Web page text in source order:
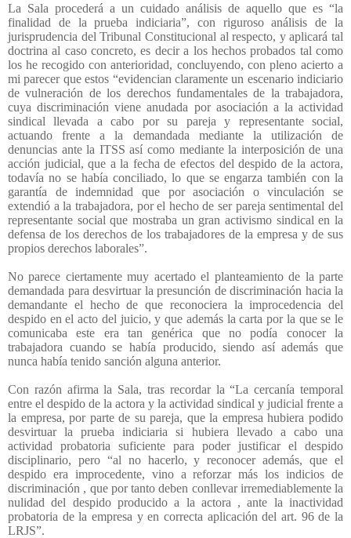
La Sala procederá a un cuidado análisis de aquello que es “la
finalidad de la prueba indiciaria”, con riguroso análisis de la
jurisprudencia del Tribunal Constitucional al respecto, y aplicará tal
doctrina al caso concreto, es decir a los hechos probados tal como
los he recogido con anterioridad, concluyendo, con pleno acierto a
mi parecer que estos “evidencian claramente un escenario indiciario
de vulneración de los derechos fundamentales de la trabajadora,
cuya discriminación viene anudada por asociación a la actividad
sindical llevada a cabo por su pareja y representante social,
actuando frente a la demandada mediante la utilización de
denuncias ante la ITSS así como mediante la interposición de una
acción judicial, que a la fecha de efectos del despido de la actora,
todavía no se había conciliado, lo que se engarza también con la
garantía de indemnidad que por asociación o vinculación se
extendió a la trabajadora, por el hecho de ser pareja sentimental del
representante social que mostraba un gran activismo sindical en la
defensa de los derechos de los trabajadores de la empresa y de sus
propios derechos laborales”.
No parece ciertamente muy acertado el planteamiento de la parte
demandada para desvirtuar la presunción de discriminación hacia la
demandante el hecho de que reconociera la improcedencia del
despido en el acto del juicio, y que además la carta por la que se le
comunicaba este era tan genérica que no podía conocer la
trabajadora cuando se había producido, siendo así además que
nunca había tenido sanción alguna anterior.
Con razón afirma la Sala, tras recordar la “La cercanía temporal
entre el despido de la actora y la actividad sindical y judicial frente a
la empresa, por parte de su pareja, que la empresa hubiera podido
desvirtuar la prueba indiciaria si hubiera llevado a cabo una
actividad probatoria suficiente para poder justificar el despido
disciplinario, pero “al no hacerlo, y reconocer además, que el
despido era improcedente, vino a reforzar más los indicios de
discriminación , que por tanto deben conllevar irremediablemente la
nulidad del despido producido a la actora , ante la inactividad
probatoria de la empresa y en correcta aplicación del art. 96 de la
LRJS”.